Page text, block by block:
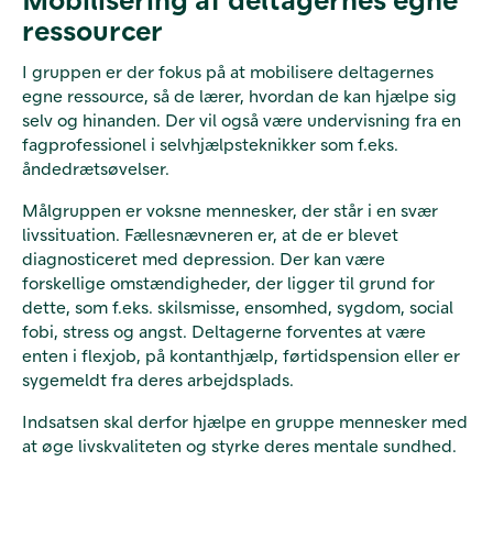
ressourcer
I gruppen er der fokus på at mobilisere deltagernes
egne ressource, så de lærer, hvordan de kan hjælpe sig
selv og hinanden. Der vil også være undervisning fra en
fagprofessionel i selvhjælpsteknikker som f.eks.
åndedrætsøvelser.
Målgruppen er voksne mennesker, der står i en svær
livssituation. Fællesnævneren er, at de er blevet
diagnosticeret med depression. Der kan være
forskellige omstændigheder, der ligger til grund for
dette, som f.eks. skilsmisse, ensomhed, sygdom, social
fobi, stress og angst. Deltagerne forventes at være
enten i flexjob, på kontanthjælp, førtidspension eller er
sygemeldt fra deres arbejdsplads.
Indsatsen skal derfor hjælpe en gruppe mennesker med
at øge livskvaliteten og styrke deres mentale sundhed.